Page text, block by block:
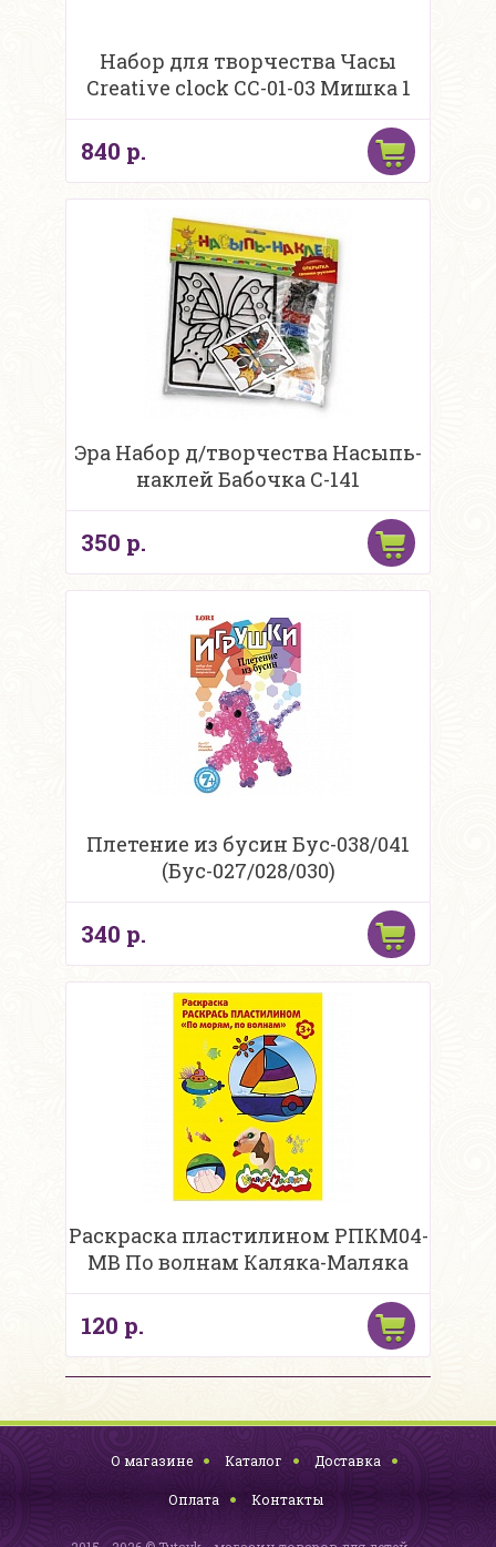
Набор для творчества Часы
Creative clock СС-01-03 Мишка 1
840 р.
Эра Набор д/творчества Насыпь-
наклей Бабочка С-141
350 р.
Плетение из бусин Бус-038/041
(Бус-027/028/030)
340 р.
Раскраска пластилином РПКМ04-
МВ По волнам Каляка-Маляка
120 р.
О магазине Каталог Доставка
Оплата Контакты